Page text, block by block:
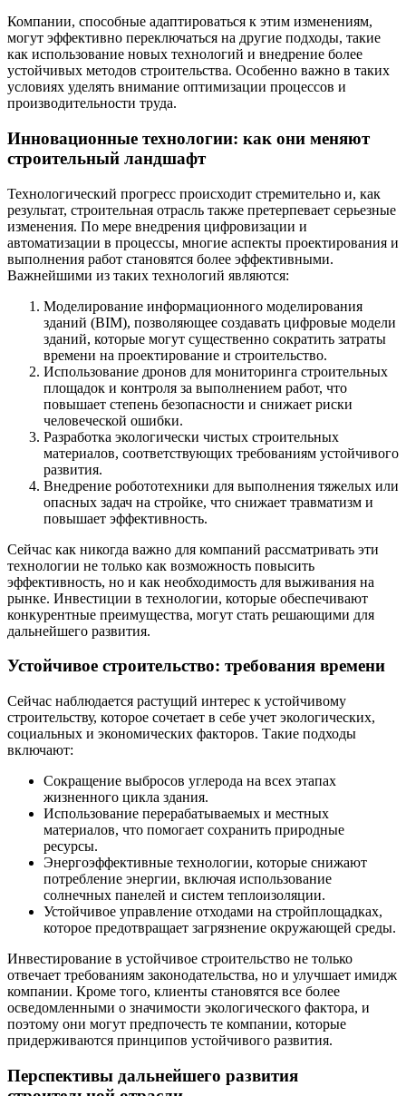
Компании, способные адаптироваться к этим изменениям,
могут эффективно переключаться на другие подходы, такие
как использование новых технологий и внедрение более
устойчивых методов строительства. Особенно важно в таких
условиях уделять внимание оптимизации процессов и
производительности труда.
Инновационные технологии: как они меняют
строительный ландшафт
Технологический прогресс происходит стремительно и, как
результат, строительная отрасль также претерпевает серьезные
изменения. По мере внедрения цифровизации и
автоматизации в процессы, многие аспекты проектирования и
выполнения работ становятся более эффективными.
Важнейшими из таких технологий являются:
Моделирование информационного моделирования
зданий (BIM), позволяющее создавать цифровые модели
зданий, которые могут существенно сократить затраты
времени на проектирование и строительство.
Использование дронов для мониторинга строительных
площадок и контроля за выполнением работ, что
повышает степень безопасности и снижает риски
человеческой ошибки.
Разработка экологически чистых строительных
материалов, соответствующих требованиям устойчивого
развития.
Внедрение робототехники для выполнения тяжелых или
опасных задач на стройке, что снижает травматизм и
повышает эффективность.
Сейчас как никогда важно для компаний рассматривать эти
технологии не только как возможность повысить
эффективность, но и как необходимость для выживания на
рынке. Инвестиции в технологии, которые обеспечивают
конкурентные преимущества, могут стать решающими для
дальнейшего развития.
Устойчивое строительство: требования времени
Сейчас наблюдается растущий интерес к устойчивому
строительству, которое сочетает в себе учет экологических,
социальных и экономических факторов. Такие подходы
включают:
Сокращение выбросов углерода на всех этапах
жизненного цикла здания.
Использование перерабатываемых и местных
материалов, что помогает сохранить природные
ресурсы.
Энергоэффективные технологии, которые снижают
потребление энергии, включая использование
солнечных панелей и систем теплоизоляции.
Устойчивое управление отходами на стройплощадках,
которое предотвращает загрязнение окружающей среды.
Инвестирование в устойчивое строительство не только
отвечает требованиям законодательства, но и улучшает имидж
компании. Кроме того, клиенты становятся все более
осведомленными о значимости экологического фактора, и
поэтому они могут предпочесть те компании, которые
придерживаются принципов устойчивого развития.
Перспективы дальнейшего развития